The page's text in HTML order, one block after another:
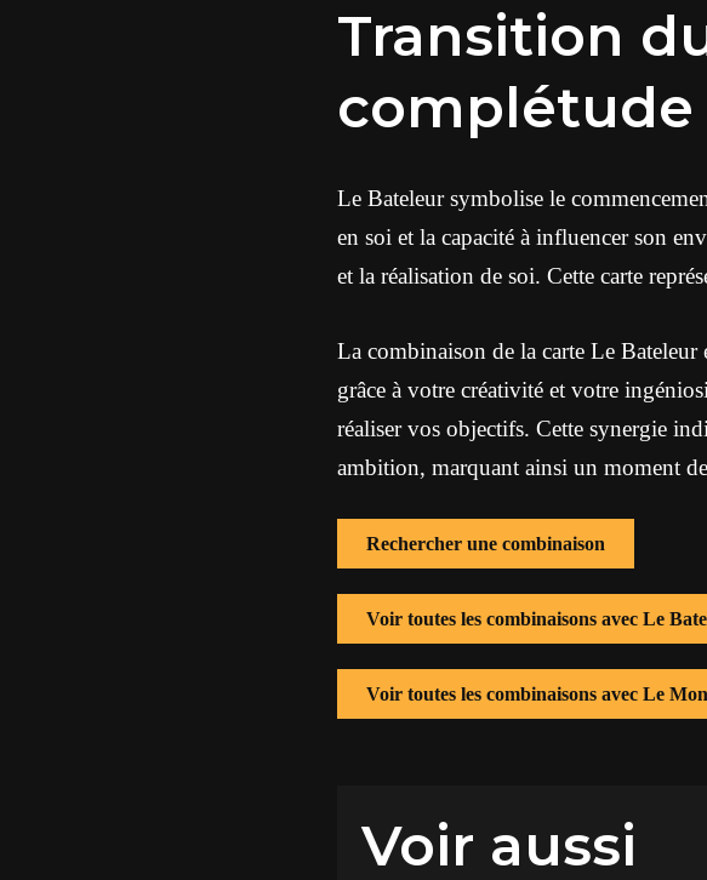
Transition du début à la
complétude
Le Bateleur symbolise le
en soi et la capacité à influencer son
et la réalisation de soi. Cette carte
La combinaison de la carte Le Bateleur
grâce à votre créativité et votre
réaliser vos objectifs. Cette synergie
ambition, marquant ainsi un moment
Rechercher une combinaison
Voir toutes les combinaisons avec Le
Voir toutes les combinaisons avec Le
Voir aussi